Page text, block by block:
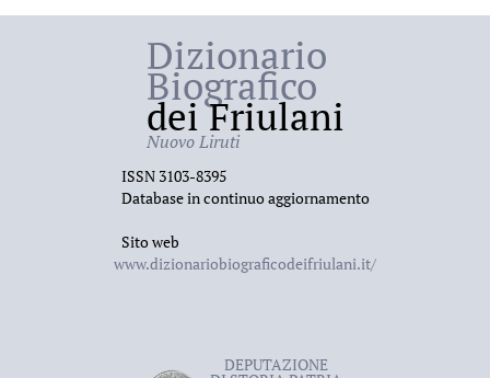
Dizionario
Biografico
dei Friulani
Nuovo Liruti
ISSN 3103-8395
Database in continuo aggiornamento
Sito web
www.dizionariobiograficodeifriulani.it/
DEPUTAZIONE